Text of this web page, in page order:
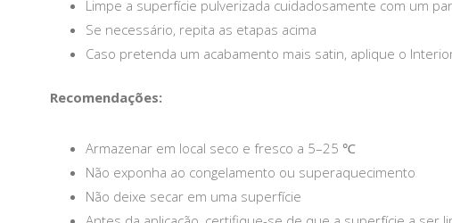
Limpe a superfície pulverizada cuidadosamente com um
Se necessário, repita as etapas acima
Caso pretenda um acabamento mais satin, aplique o
Recomendações:
Armazenar em local seco e fresco a 5–25 ℃
Não exponha ao congelamento ou superaquecimento
Não deixe secar em uma superfície